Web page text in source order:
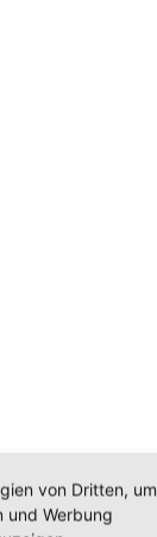
von Dritten, um
und Werbung